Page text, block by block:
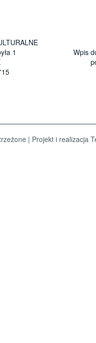
1
Wpis
| Projekt i realizacja